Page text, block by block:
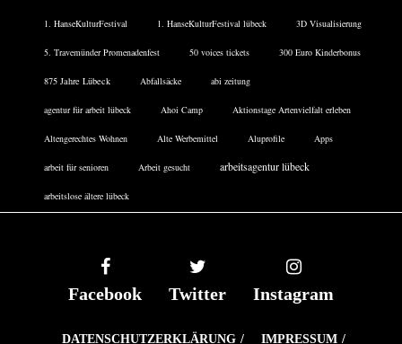
1. HanseKulturFestival 1. HanseKulturFestival lübeck 3D Visualisierung
5. Travemünder Promenadenfest 50 voices tickets 300 Euro Kinderbonus
875 Jahre Lübeck Abfallsäcke abi zeitung
agentur für arbeit lübeck Ahoi Camp Aktionstage Artenvielfalt erleben
Altengerechtes Wohnen Alte Werbemittel Aluprofile Apps
arbeit für senioren Arbeit gesucht arbeitsagentur lübeck
arbeitslose ältere lübeck
Facebook Twitter Instagram
DATENSCHUTZERKLÄRUNG IMPRESSUM